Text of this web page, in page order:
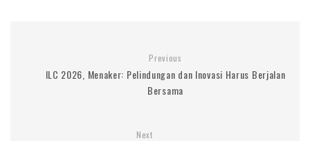
Previous
ILC 2026, Menaker: Pelindungan dan Inovasi Harus Berjalan
Bersama
Next